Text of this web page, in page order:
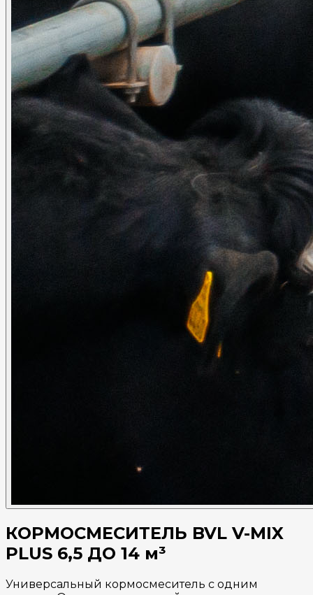
КОРМОСМЕСИТЕЛЬ BVL V-MIX
PLUS 6,5 ДО 14 м³
Универсальный кормосмеситель с одним